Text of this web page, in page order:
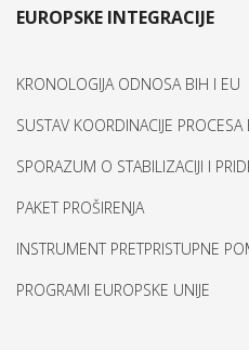
EUROPSKE INTEGRACIJE
KRONOLOGIJA ODNOSA BIH I EU
SUSTAV KOORDINACIJE
SPORAZUM O STABILIZACIJI I
PAKET PROŠIRENJA
INSTRUMENT PRETPRISTUPNE
PROGRAMI EUROPSKE UNIJE